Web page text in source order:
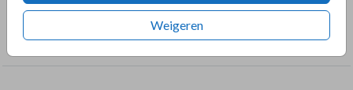
Weigeren
COLLECTIE
Labels